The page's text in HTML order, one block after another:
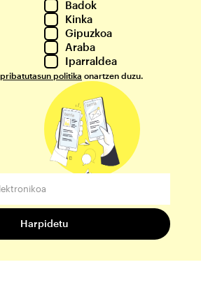
Badok
Kinka
Gipuzkoa
Araba
Iparraldea
pribatutasun politika onartzen duzu.